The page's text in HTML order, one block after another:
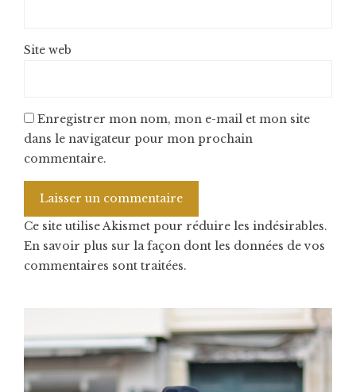
Site web
Enregistrer mon nom, mon e-mail et mon site
dans le navigateur pour mon prochain
commentaire.
Ce site utilise Akismet pour réduire les indésirables.
En savoir plus sur la façon dont les données de vos
commentaires sont traitées.